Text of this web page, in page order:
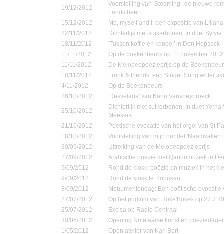
19/12/2012
Voorstelling van 'Steaming', de nieuwe
Landstheer
15/12/2012
Me, myself and I, een expositie van
22/11/2012
Dichterlijk met suikerbonen: In duet
18/11/2012
'Tussen koffie en kaneel' in Den Hopsack
11/11/2012
Op de boekenbeurs op 11 november 2012
11/11/2012
De Melopeepoëzieprijs op de
10/11/2012
Frank & friends: een Singer Song writer
4/11/2012
Op de Boekenbeurs
26/10/2012
'Desvelada' van Karin Vanspeybroeck
25/10/2012
Dichterlijk met suikerbonen: In duet
Meekers
21/10/2012
Poëtische evocatie van het orgel van St
18/10/2012
Voorstelling van mijn bundel 'Naamvallen
30/09/2012
Uitreiking van de Melopeepoëzieprijs
27/09/2012
Arabische poëzie met Qanunmuziek in
9/09/2012
Rond de kiosk: poëzie en muziek in het
9/09/2012
Rond de kiosk te Hoboken
8/09/2012
Monumentendag: Een poëtische evocatie
27/07/2012
Op het podium van Hoke'Bokes op
25/07/2012
Excisa op Radio Centraal
30/06/2012
Opening Notelaarse kunst en
1/05/2012
Open atelier van Kari Bert